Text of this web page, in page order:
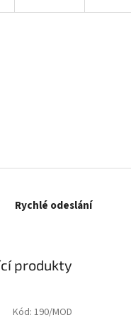
Rychlé odeslání
produkty
Kód: 190/MOD